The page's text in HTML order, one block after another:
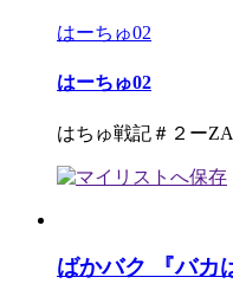
はーちゅ02
はーちゅ02
はちゅ戦記＃２ー
ばかバク 『バカ